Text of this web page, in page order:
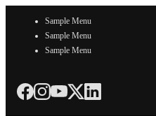
Sample Menu
Sample Menu
Sample Menu